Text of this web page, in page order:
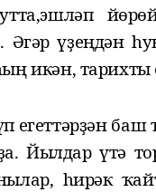
тта,эшләп
Әгәр үҙеңдән
икән, тарихты
егеттәрҙән
Йылдар үтә
һирәк